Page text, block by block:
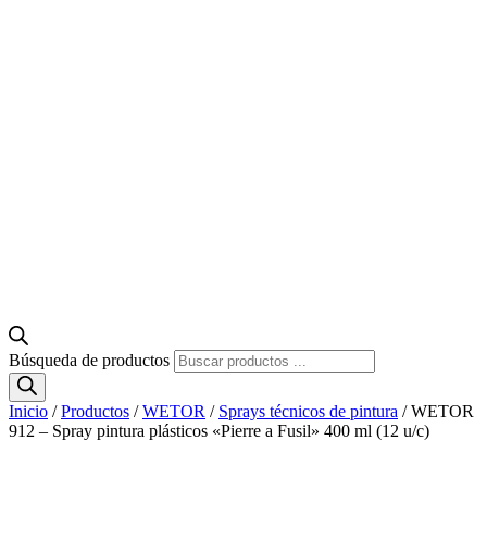
Búsqueda de productos
Inicio /Productos /WETOR / Sprays técnicos de pintura / WETOR
912 – Spray pintura plásticos «Pierre a Fusil» 400 ml (12 u/c)